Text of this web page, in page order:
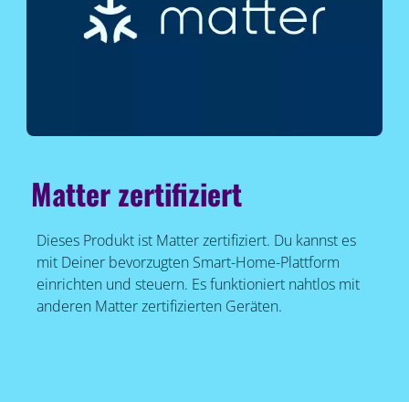
Matter zertifiziert
Dieses Produkt ist Matter zertifiziert. Du kannst es
mit Deiner bevorzugten Smart-Home-Plattform
einrichten und steuern. Es funktioniert nahtlos mit
anderen Matter zertifizierten Geräten.